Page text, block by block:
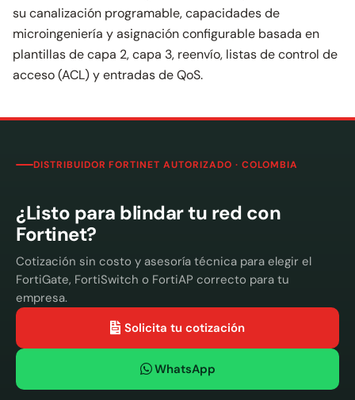
su canalización programable, capacidades de
microingeniería y asignación configurable basada en
plantillas de capa 2, capa 3, reenvío, listas de control de
acceso (ACL) y entradas de QoS.
DISTRIBUIDOR FORTINET AUTORIZADO · COLOMBIA
¿Listo para blindar tu red con
Fortinet?
Cotización sin costo y asesoría técnica para elegir el
FortiGate, FortiSwitch o FortiAP correcto para tu
empresa.
Solicita tu cotización
WhatsApp